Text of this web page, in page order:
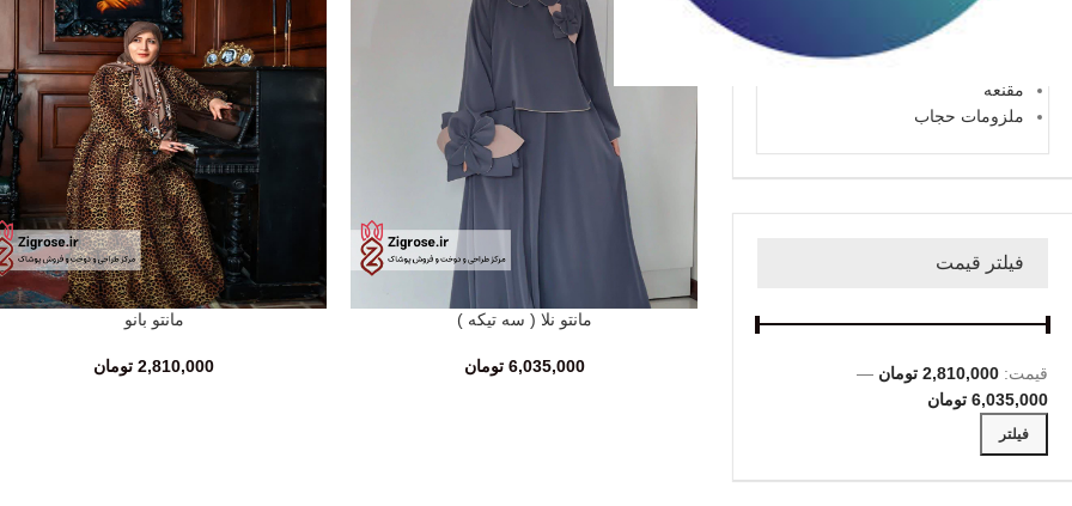
ست تکلیف
مقنعه
ملزومات حجاب
فیلتر قیمت
فیلتر
قیمت: 2,810,000 تومان
—
6,035,000 تومان
مانتو نلا ( سه تیکه )
6,035,000 تومان
مانتو بانو
2,810,000 تومان